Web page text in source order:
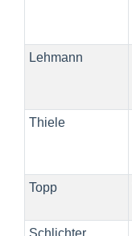
Lehmann
Thiele
Topp
Schlichter